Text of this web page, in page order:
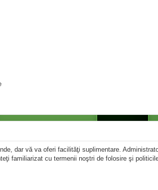
dar vă va oferi facilităţi suplimentare.
familiarizat cu termenii noştri de folosire şi